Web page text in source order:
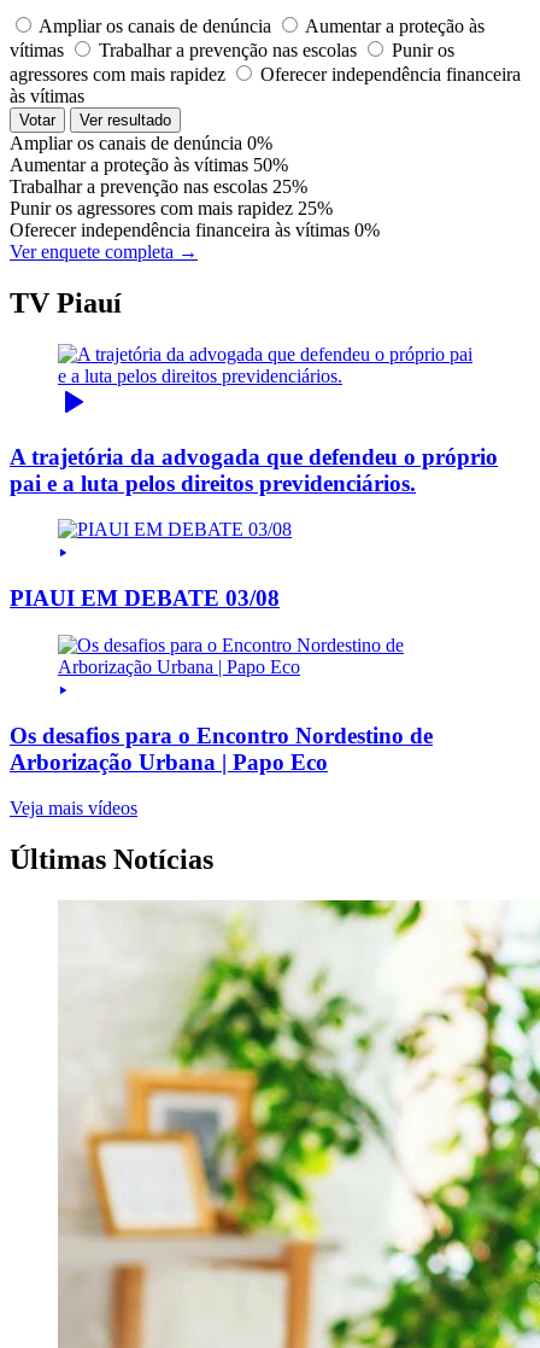
Ampliar os canais de denúncia
Aumentar a proteção às
vítimas
Trabalhar a prevenção nas escolas
Punir os
agressores com mais rapidez
Oferecer independência financeira
às vítimas
Votar Ver resultado
Ampliar os canais de denúncia 0%
Aumentar a proteção às vítimas 50%
Trabalhar a prevenção nas escolas 25%
Punir os agressores com mais rapidez 25%
Oferecer independência financeira às vítimas 0%
Ver enquete completa →
TV Piauí
A trajetória da advogada que defendeu o próprio
pai e a luta pelos direitos previdenciários.
PIAUI EM DEBATE 03/08
Os desafios para o Encontro Nordestino de
Arborização Urbana | Papo Eco
Veja mais vídeos
Últimas Notícias